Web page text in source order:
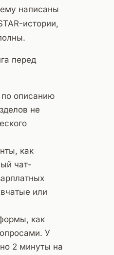
написаны
истории,
перед
описанию
не
как
чат-
или
как
У
2 минуты на